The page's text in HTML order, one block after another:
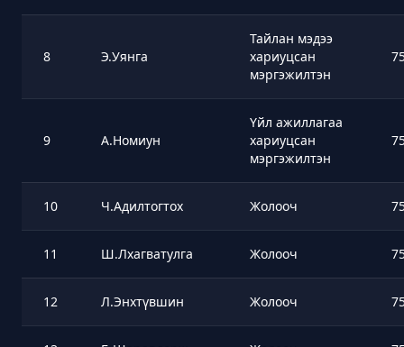
8 Э.Уянга
Тайлан мэдээ
хариуцсан
мэргэжилтэн
9 А.Номиун
Үйл ажиллагаа
хариуцсан
мэргэжилтэн
10 Ч.Адилтогтох Жолооч
11 Ш.Лхагватулга Жолооч
12 Л.Энхтүвшин Жолооч